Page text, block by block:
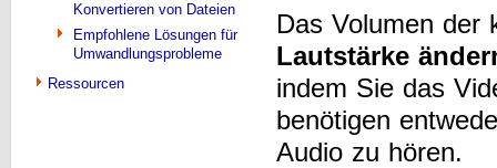
Konvertieren von Dateien
Empfohlene Lösungen für
Umwandlungsprobleme
Ressourcen
Das Volumen der
Lautstärke
indem Sie das
benötigen
Audio zu hören.